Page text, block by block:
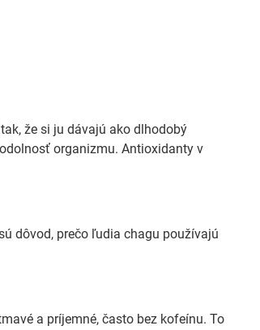
že si ju dávajú ako dlhodobý
organizmu. Antioxidanty v
dôvod, prečo ľudia chagu používajú
a príjemné, často bez kofeínu. To